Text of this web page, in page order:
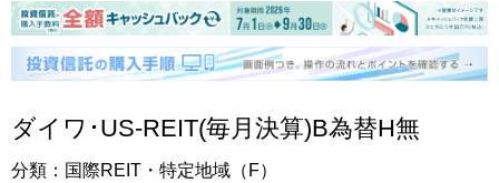
ダイワ･US-REIT(毎月決算)B為替H無
分類：国際REIT・特定地域（F）